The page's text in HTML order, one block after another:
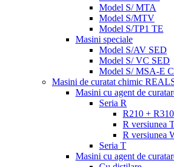
Model S/ MTA
Model S/MTV
Model S/TP1 TE
Masini speciale
Model S/AV SED
Model S/ VC SED
Model S/ MSA-E
Masini de curatat chimic
Masini cu agent de
Seria R
R210 + R310
R versiunea
R versiunea
Seria T
Masini cu agent de